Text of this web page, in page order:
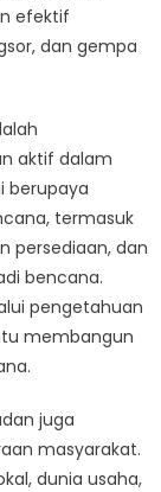
efektif
dan gempa
aktif dalam
berupaya
termasuk
persediaan, dan
bencana.
pengetahuan
membangun
juga
masyarakat.
dunia usaha,